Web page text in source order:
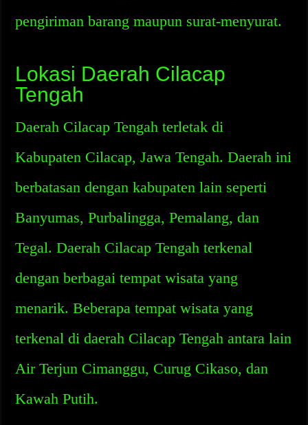
pengiriman barang maupun surat-menyurat.
Lokasi Daerah Cilacap
Tengah
Daerah Cilacap Tengah terletak di
Kabupaten Cilacap, Jawa Tengah. Daerah ini
berbatasan dengan kabupaten lain seperti
Banyumas, Purbalingga, Pemalang, dan
Tegal. Daerah Cilacap Tengah terkenal
dengan berbagai tempat wisata yang
menarik. Beberapa tempat wisata yang
terkenal di daerah Cilacap Tengah antara lain
Air Terjun Cimanggu, Curug Cikaso, dan
Kawah Putih.